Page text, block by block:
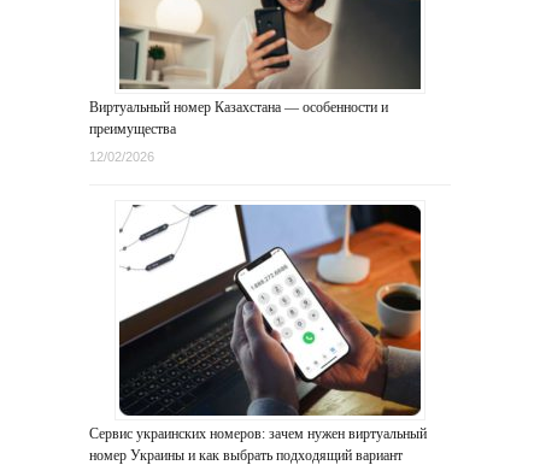
Виртуальный номер Казахстана — особенности и
преимущества
12/02/2026
Сервис украинских номеров: зачем нужен виртуальный
номер Украины и как выбрать подходящий вариант